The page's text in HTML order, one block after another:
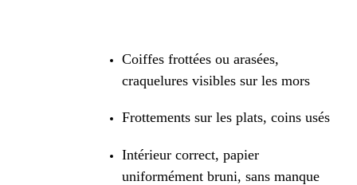
Coiffes frottées ou arasées,
craquelures visibles sur les mors
Frottements sur les plats, coins usés
Intérieur correct, papier
uniformément bruni, sans manque